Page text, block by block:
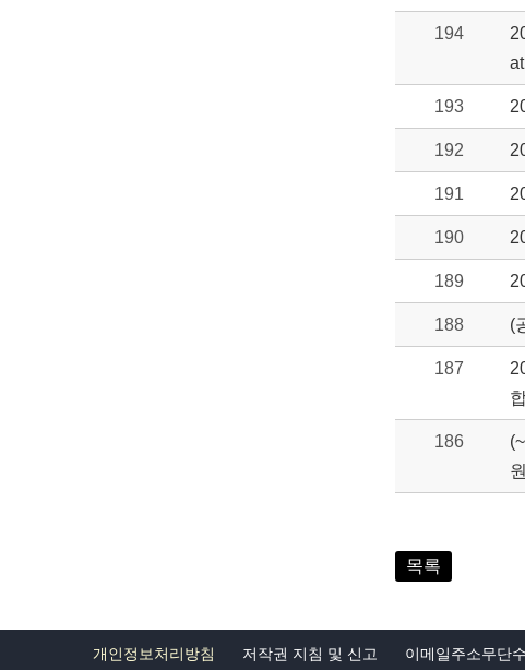
194
193
192
191
190
189
188 (
187
186
목록
개인정보처리방침 저작권 지침 및 신고 이메일주소무단